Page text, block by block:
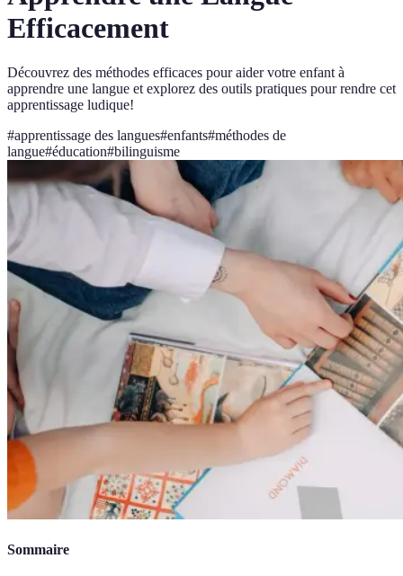
Efficacement
Découvrez des méthodes efficaces pour aider votre enfant à
apprendre une langue et explorez des outils pratiques pour rendre cet
apprentissage ludique!
#apprentissage des langues#enfants#méthodes de
langue#éducation#bilinguisme
Sommaire